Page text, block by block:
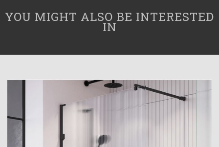
YOU MIGHT ALSO BE INTERESTED
IN